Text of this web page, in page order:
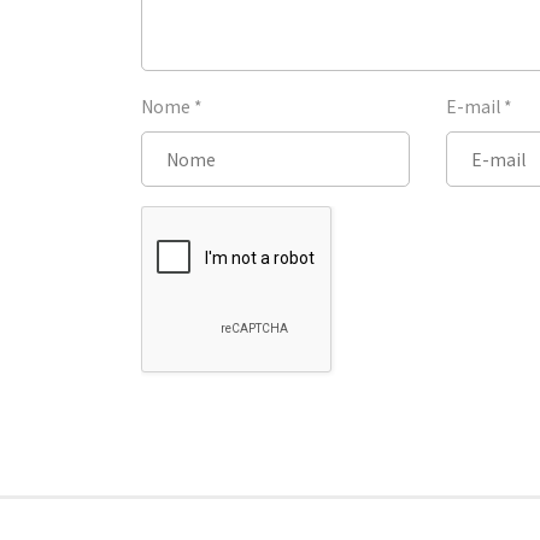
Nome * E-mail *